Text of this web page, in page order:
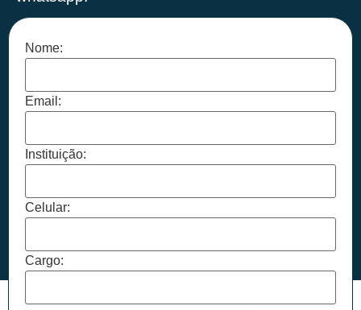
Nome:
Email:
Instituição:
Celular:
Cargo: